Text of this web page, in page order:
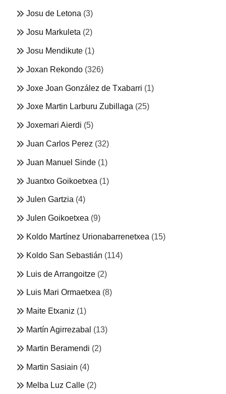
Josu de Letona (3)
Josu Markuleta (2)
Josu Mendikute (1)
Joxan Rekondo (326)
Joxe Joan González de Txabarri (1)
Joxe Martin Larburu Zubillaga (25)
Joxemari Aierdi (5)
Juan Carlos Perez (32)
Juan Manuel Sinde (1)
Juantxo Goikoetxea (1)
Julen Gartzia (4)
Julen Goikoetxea (9)
Koldo Martínez Urionabarrenetxea (15)
Koldo San Sebastián (114)
Luis de Arrangoitze (2)
Luis Mari Ormaetxea (8)
Maite Etxaniz (1)
Martín Agirrezabal (13)
Martin Beramendi (2)
Martin Sasiain (4)
Melba Luz Calle (2)